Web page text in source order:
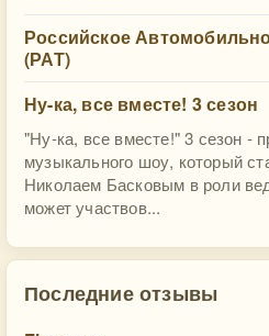
Российское
(РАТ)
Ну-ка, все вместе! 3 сезон
"Ну-ка, все вместе!" 3 сезон -
музыкального шоу, который
Николаем Басковым в роли
может участвов...
Последние отзывы